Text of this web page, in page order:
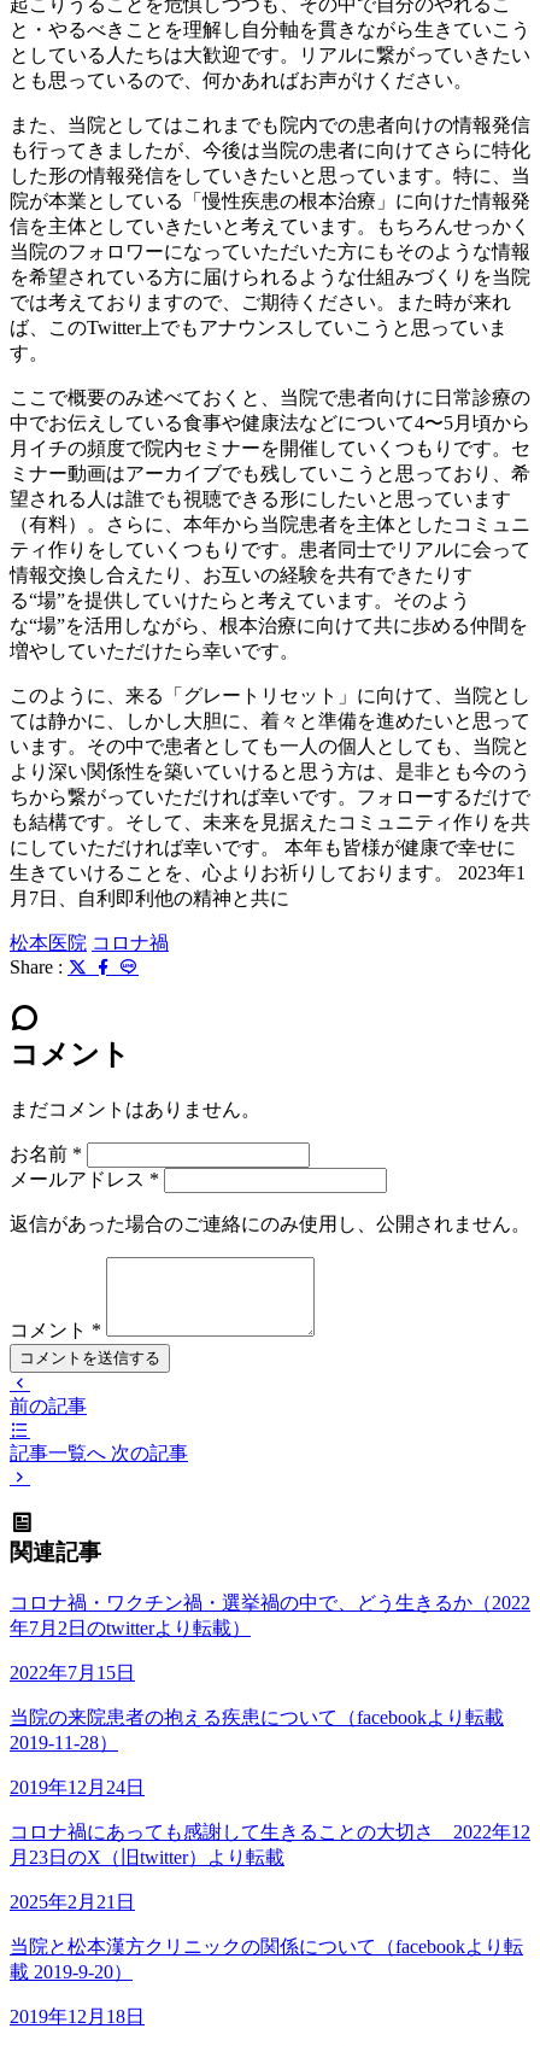
と・やるべきことを理解し自分軸を貫きながら生きていこう
としている人たちは大歓迎です。リアルに繋がっていきたい
とも思っているので、何かあればお声がけください。
また、当院としてはこれまでも院内での患者向けの情報発信
も行ってきましたが、今後は当院の患者に向けてさらに特化
した形の情報発信をしていきたいと思っています。特に、当
院が本業としている「慢性疾患の根本治療」に向けた情報発
信を主体としていきたいと考えています。もちろんせっかく
当院のフォロワーになっていただいた方にもそのような情報
を希望されている方に届けられるような仕組みづくりを当院
では考えておりますので、ご期待ください。また時が来れ
ば、このTwitter上でもアナウンスしていこうと思っていま
す。
ここで概要のみ述べておくと、当院で患者向けに日常診療の
中でお伝えしている食事や健康法などについて4〜5月頃から
月イチの頻度で院内セミナーを開催していくつもりです。セ
ミナー動画はアーカイブでも残していこうと思っており、希
望される人は誰でも視聴できる形にしたいと思っています
（有料）。さらに、本年から当院患者を主体としたコミュニ
ティ作りをしていくつもりです。患者同士でリアルに会って
情報交換し合えたり、お互いの経験を共有できたりす
る“場”を提供していけたらと考えています。そのよう
な“場”を活用しながら、根本治療に向けて共に歩める仲間を
増やしていただけたら幸いです。
このように、来る「グレートリセット」に向けて、当院とし
ては静かに、しかし大胆に、着々と準備を進めたいと思って
います。その中で患者としても一人の個人としても、当院と
より深い関係性を築いていけると思う方は、是非とも今のう
ちから繋がっていただければ幸いです。フォローするだけで
も結構です。そして、未来を見据えたコミュニティ作りを共
にしていただければ幸いです。 本年も皆様が健康で幸せに
生きていけることを、心よりお祈りしております。 2023年1
月7日、自利即利他の精神と共に
松本医院 コロナ禍
Share :
コメント
まだコメントはありません。
お名前 *
メールアドレス *
返信があった場合のご連絡にのみ使用し、公開されません。
コメント *
コメントを送信する
前の記事
記事一覧へ 次の記事
関連記事
コロナ禍・ワクチン禍・選挙禍の中で、どう生きるか（2022
年7月2日のtwitterより転載）
2022年7月15日
当院の来院患者の抱える疾患について（facebookより転載
2019-11-28）
2019年12月24日
コロナ禍にあっても感謝して生きることの大切さ 2022年12
月23日のX（旧twitter）より転載
2025年2月21日
当院と松本漢方クリニックの関係について（facebookより転
載 2019-9-20）
2019年12月18日